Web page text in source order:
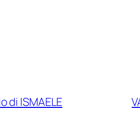
di ISMAELE